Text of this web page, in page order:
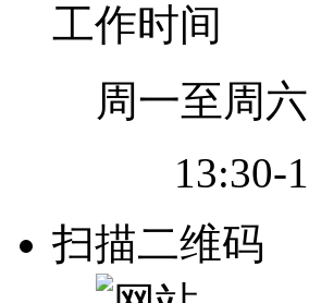
工作时间
周一至周
13:30-
扫描二维码